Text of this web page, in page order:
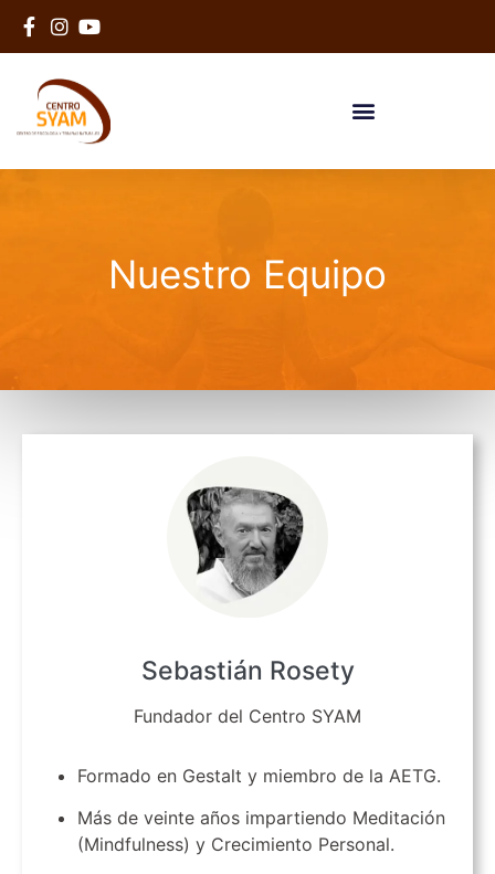
Nuestro Equipo
Sebastián Rosety
Fundador del Centro SYAM
Formado en Gestalt y miembro de la AETG.
Más de veinte años impartiendo Meditación
(Mindfulness) y Crecimiento Personal.